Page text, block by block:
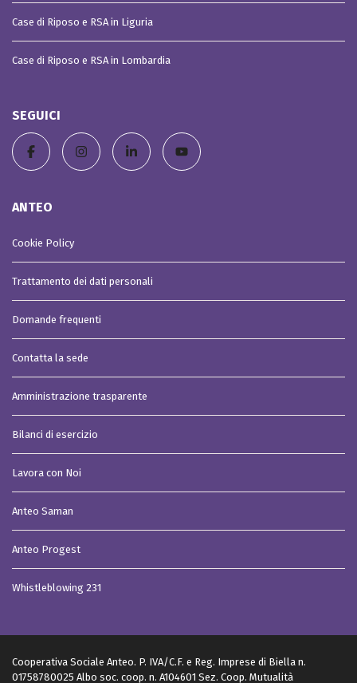
Case di Riposo e RSA in Liguria
Case di Riposo e RSA in Lombardia
SEGUICI
ANTEO
Cookie Policy
Trattamento dei dati personali
Domande frequenti
Contatta la sede
Amministrazione trasparente
Bilanci di esercizio
Lavora con Noi
Anteo Saman
Anteo Progest
Whistleblowing 231
Cooperativa Sociale Anteo. P. IVA/C.F. e Reg. Imprese di Biella n.
01758780025 Albo soc. coop. n. A104601 Sez. Coop. Mutualità